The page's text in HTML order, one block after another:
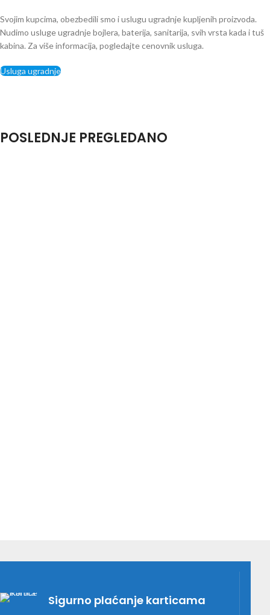
Svojim kupcima, obezbedili smo i uslugu ugradnje kupljenih proizvoda.
Nudimo usluge ugradnje bojlera, baterija, sanitarija, svih vrsta kada i tuš
kabina. Za više informacija, pogledajte cenovnik usluga.
Usluga ugradnje
POSLEDNJE PREGLEDANO
Sigurno plaćanje karticama